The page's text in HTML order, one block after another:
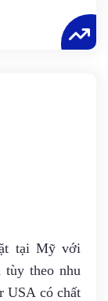
tại Mỹ với
tùy theo nhu
USA có chất